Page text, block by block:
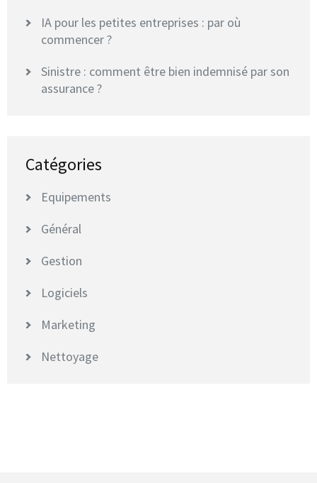
IA pour les petites entreprises : par où
commencer ?
Sinistre : comment être bien indemnisé par son
assurance ?
Catégories
Equipements
Général
Gestion
Logiciels
Marketing
Nettoyage